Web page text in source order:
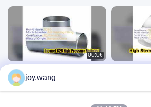
00:06
इनकोनेल 625 एक्सेंट्रिक रेड्यूसर हाई प्रेशर
पाइप फिटिंग
बट वेल्ड फिटिंग
joy.wang